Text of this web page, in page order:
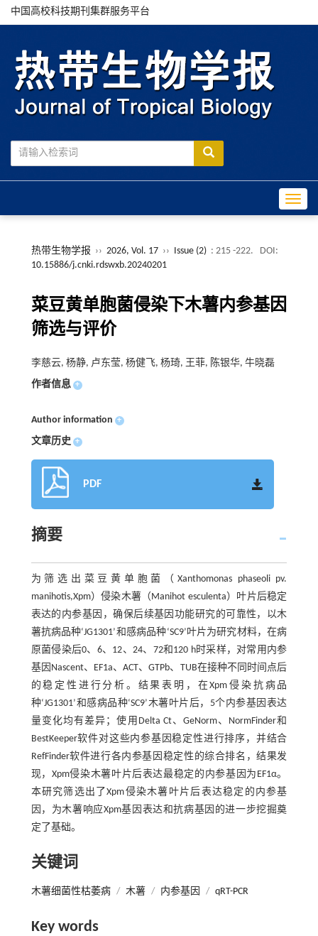
中国高校科技期刊集群服务平台
热带生物学报 ›› 2026, Vol. 17 ›› Issue (2) : 215 -222.
DOI:
10.15886/j.cnki.rdswxb.20240201
菜豆黄单胞菌侵染下木薯内参基因
筛选与评价
李慈云, 杨静, 卢东莹, 杨健飞, 杨琦, 王菲, 陈银华, 牛晓磊
作者信息 +
Author information +
文章历史 +
PDF
摘要
为筛选出菜豆黄单胞菌（Xanthomonas phaseoli pv.
manihotis,Xpm）侵染木薯（Manihot esculenta）叶片后稳定
表达的内参基因，确保后续基因功能研究的可靠性，以木
薯抗病品种‘JG1301’和感病品种‘SC9’叶片为研究材料，在病
原菌侵染后0、6、12、24、72和120 h时采样，对常用内参
基因Nascent、EF1a、ACT、GTPb、TUB在接种不同时间点后
的稳定性进行分析。结果表明，在Xpm侵染抗病品
种‘JG1301’和感病品种‘SC9’木薯叶片后，5个内参基因表达
量变化均有差异；使用Delta Ct、GeNorm、NormFinder和
BestKeeper软件对这些内参基因稳定性进行排序，并结合
RefFinder软件进行各内参基因稳定性的综合排名，结果发
现，Xpm侵染木薯叶片后表达最稳定的内参基因为EF1α。
本研究筛选出了Xpm侵染木薯叶片后表达稳定的内参基
因，为木薯响应Xpm基因表达和抗病基因的进一步挖掘奠
定了基础。
关键词
木薯细菌性枯萎病 / 木薯 / 内参基因 / qRT-PCR
Key words